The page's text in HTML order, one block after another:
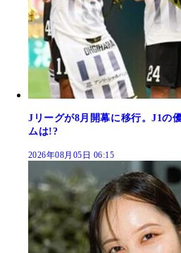
Jリーグが8月開幕に移行。J1の
ムは!?
2026年08月05日 06:15